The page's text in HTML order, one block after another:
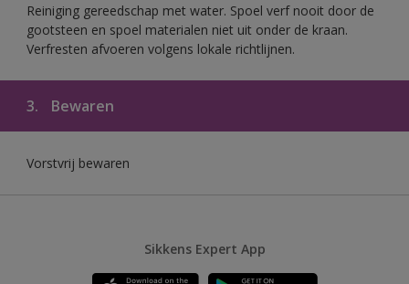
Reiniging gereedschap met water. Spoel verf nooit door de
gootsteen en spoel materialen niet uit onder de kraan.
Verfresten afvoeren volgens lokale richtlijnen.
3. Bewaren
Vorstvrij bewaren
Sikkens Expert App